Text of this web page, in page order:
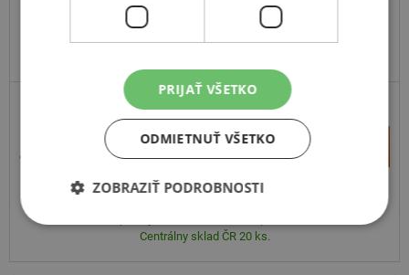
46,20 €
–
Centrálny sklad ČR 20 ks.
PRIJAŤ VŠETKO
ODMIETNUŤ VŠETKO
ZOBRAZIŤ PODROBNOSTI